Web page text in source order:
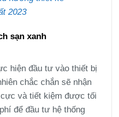
2023
sạn xanh
hiện đầu tư vào thiết bị
chắc chắn sẽ nhận
và tiết kiệm được tối
để đầu tư hệ thống